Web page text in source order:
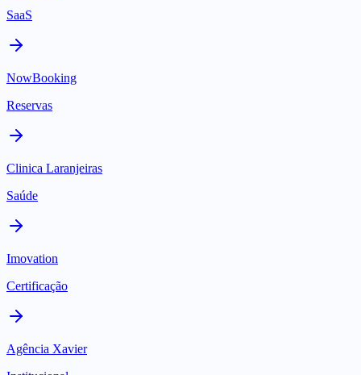
SaaS
NowBooking
Reservas
Clinica Laranjeiras
Saúde
Imovation
Certificação
Agência Xavier